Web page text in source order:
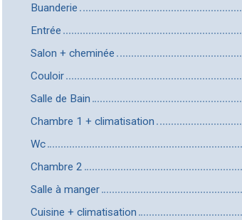
Buanderie
Entrée
Salon + cheminée
Couloir
Salle de Bain
Chambre 1 + climatisation
Wc
Chambre 2
Salle à manger
Cuisine + climatisation